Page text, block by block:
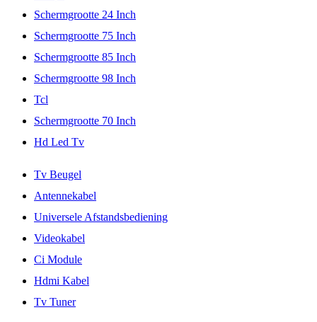
Schermgrootte 24 Inch
Schermgrootte 75 Inch
Schermgrootte 85 Inch
Schermgrootte 98 Inch
Tcl
Schermgrootte 70 Inch
Hd Led Tv
Tv Beugel
Antennekabel
Universele Afstandsbediening
Videokabel
Ci Module
Hdmi Kabel
Tv Tuner